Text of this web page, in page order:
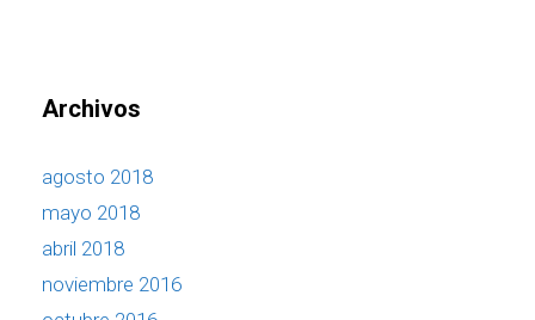
Archivos
agosto 2018
mayo 2018
abril 2018
noviembre 2016